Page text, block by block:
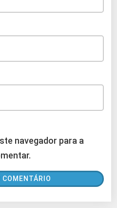
navegador para a